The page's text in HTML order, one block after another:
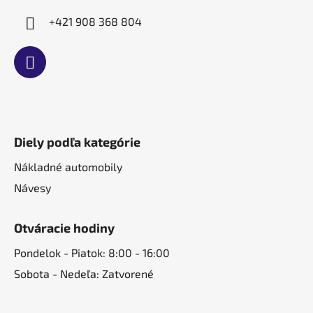
+421 908 368 804
Diely podľa kategórie
Nákladné automobily
Návesy
Otváracie hodiny
Pondelok - Piatok: 8:00 - 16:00
Sobota - Nedeľa: Zatvorené